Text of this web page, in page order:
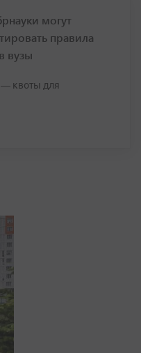
могут
правила
вузы
квоты для